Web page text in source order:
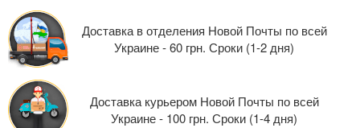
Доставка в отделения Новой Почты по всей
Украине - 60 грн. Сроки (1-2 дня)
Доставка курьером Новой Почты по всей
Украине - 100 грн. Сроки (1-4 дня)